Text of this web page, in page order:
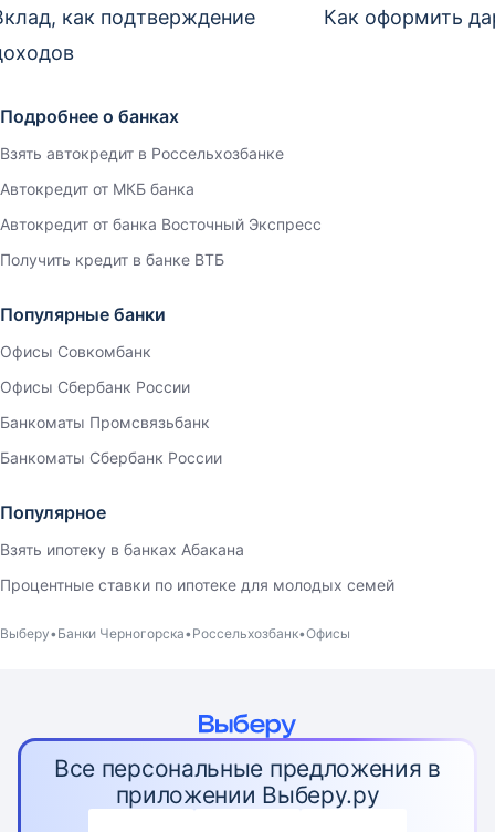
как подтверждение
Как оформить
Подробнее о банках
Взять автокредит в Россельхозбанке
Автокредит от МКБ банка
Автокредит от банка Восточный Экспресс
Получить кредит в банке ВТБ
Популярные банки
Офисы Совкомбанк
Офисы Сбербанк России
Банкоматы Промсвязьбанк
Банкоматы Сбербанк России
Популярное
Взять ипотеку в банках Абакана
Процентные ставки по ипотеке для молодых семей
Выберу Банки Черногорска Россельхозбанк Офисы
Все персональные предложения в
приложении Выберу.ру